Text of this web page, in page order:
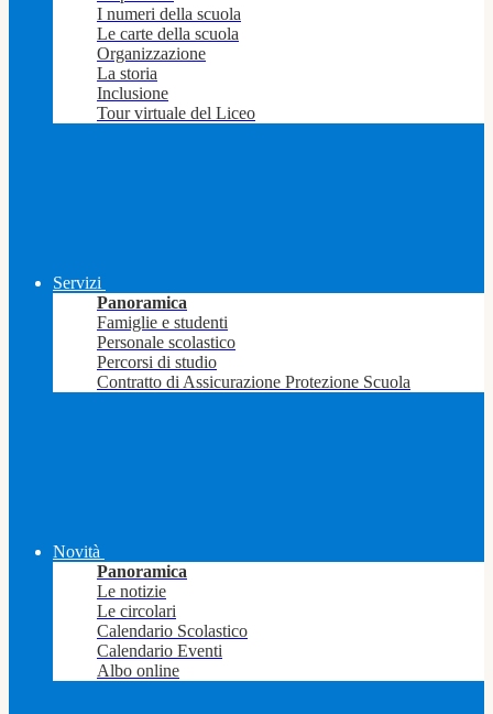
I numeri della scuola
Le carte della scuola
Organizzazione
La storia
Inclusione
Tour virtuale del Liceo
Servizi
Panoramica
Famiglie e studenti
Personale scolastico
Percorsi di studio
Contratto di Assicurazione Protezione Scuola
Novità
Panoramica
Le notizie
Le circolari
Calendario Scolastico
Calendario Eventi
Albo online